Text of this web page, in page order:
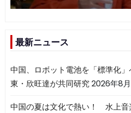
最新ニュース
中国、ロボット電池を「標準化
東・欣旺達が共同研究2026年8
中国の夏は文化で熱い！ 水上音